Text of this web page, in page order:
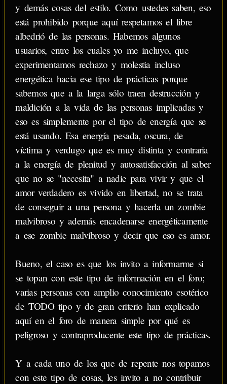
y demás cosas del estilo. Como ustedes saben, eso
está prohibido porque aquí respetamos el libre
albedrió de las personas. Habemos algunos
usuarios, entre los cuales yo me incluyo, que
experimentamos rechazo y molestia incluso
energética hacia ese tipo de prácticas porque
sabemos que a la larga sólo traen destrucción y
maldición a la vida de las personas implicadas y
eso es simplemente por el tipo de energía que se
está usando. Esa energía pesada, oscura, de
víctima y verdugo que es muy distinta y contraria
a la energía de plenitud y autosatisfacción al saber
que no se "necesita" a nadie para vivir y que el
amor verdadero es vivido en libertad, no se trata
de conseguir a una persona y hacerla un zombie
malvibroso y además encadenarse energéticamente
a ese zombie malvibroso y decir que eso es amor.
Bueno, el caso es que los invito a informarme si
se topan con este tipo de información en el foro;
varias personas con amplio conocimiento esotérico
de TODO tipo y de gran criterio han explicado
aquí en el foro de manera simple por qué es
peligroso y contraproducente este tipo de prácticas.
Y a cada uno de los que de repente nos topamos
con este tipo de cosas, les invito a no contribuir